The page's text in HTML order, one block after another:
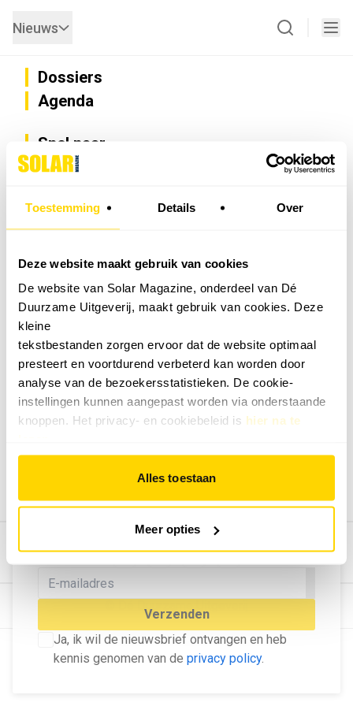
Toestemming Details Over
Deze website maakt gebruik van cookies
De website van Solar Magazine, onderdeel van Dé
Duurzame Uitgeverij, maakt gebruik van cookies. Deze
kleine
tekstbestanden zorgen ervoor dat de website optimaal
presteert en voortdurend verbeterd kan worden door
analyse van de bezoekersstatistieken. De cookie-
instellingen kunnen aangepast worden via onderstaande
knoppen. Het privacy- en cookiebeleid is hier na te
Alles toestaan
Meer opties
MELD U AAN VOOR ONZE
NIEUWSBRIEF
Blijf op de hoogte van het laatste nieuws!
Verzenden
Ja, ik wil de nieuwsbrief ontvangen en heb
kennis genomen van de privacy policy.
Nieuws
Dossiers
Agenda
Snel naar
Privacy
Nieuwsbrief
Vacatures
Installateurzoeker
Cookievoorkeuren wijzigen
English
Geef ons feedback
Vertel ons wat je van onze website vindt.
Tip de redactie
Bekijk hier de mogelijkheden.
© Dé Duurzame Uitgeverij